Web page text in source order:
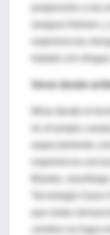
asegura Nelson,
experiencias
tratada con drogas.
Verse desde
Blanke,
Tecnología Suizo
que estas
cerebro no logra